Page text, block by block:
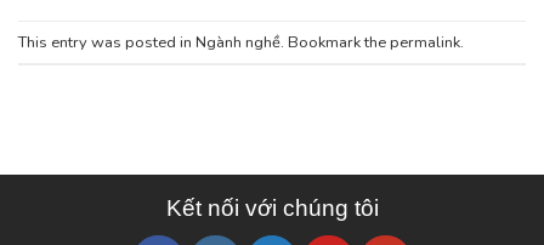
This entry was posted in Ngành nghề. Bookmark the permalink.
Kết nối với chúng tôi